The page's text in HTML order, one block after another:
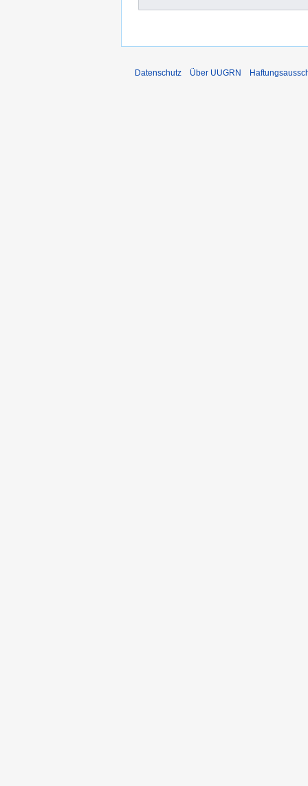
Datenschutz Über UUGRN